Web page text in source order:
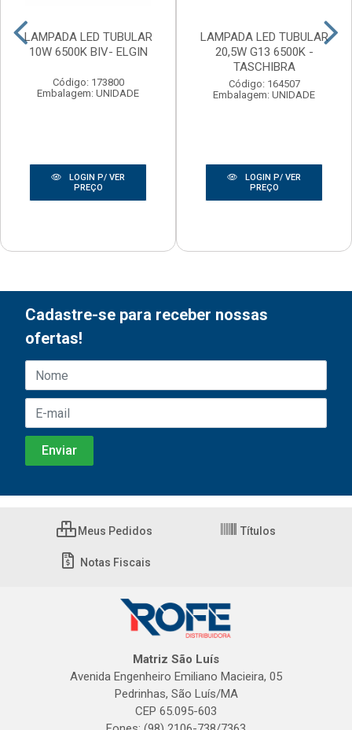
LAMPADA LED TUBULAR
10W 6500K BIV- ELGIN
Código: 173800
Embalagem: UNIDADE
LOGIN P/ VER
PREÇO
LAMPADA LED TUBULAR
20,5W G13 6500K -
TASCHIBRA
Código: 164507
Embalagem: UNIDADE
LOGIN P/ VER
PREÇO
Cadastre-se para receber nossas
ofertas!
Meus Pedidos Títulos
Notas Fiscais
Matriz São Luís
Avenida Engenheiro Emiliano Macieira, 05
Pedrinhas, São Luís/MA
CEP 65.095-603